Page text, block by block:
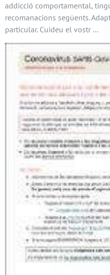
addicció comportamental,
recomanacions següents.
particular. Cuideu el vostr …